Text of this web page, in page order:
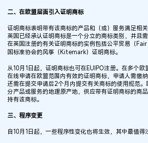
二、在欧盟层面引入证明商标
证明商标表明带有该商标的产品和（或）服务满足相
英国已经承认证明商标是一个分立的商标类别，并且
在英国注册的有关证明商标的实例包括公平贸易（
国标准协会的风筝（Kitemark）证明商标。
从10月1日起，证明商标也可在EUIPO注册。在多个
在线申请在欧盟范围内有效的证明商标，申请人需缴
还需在提交申请后2个月内提交有关商标的使用规范
分产品或服务的地理原产地，供应带有证明商标的商
持有该商标。
三、程序变更
自10月1日起，一些程序性变化也将生效，其中最值得